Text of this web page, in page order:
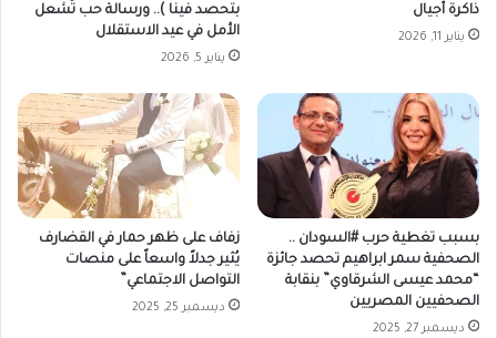
ذاكرة أجيال
يناير 11, 2026
بتحصد فينا ).. ورسالة حب تُشعل
الأمل في عيد الاستقلال
يناير 5, 2026
بسبب تغطية حرب #السودان ..
الصحفية سمر ابراهيم تحصد جائزة
“محمد عيسى الشرقاوي” بنقابة
الصحفيين المصريين
ديسمبر 27, 2025
زفاف على ظهر حمار في القضارف
يُثير جدلاً واسعاً على منصات
التواصل الاجتماعي”
ديسمبر 25, 2025